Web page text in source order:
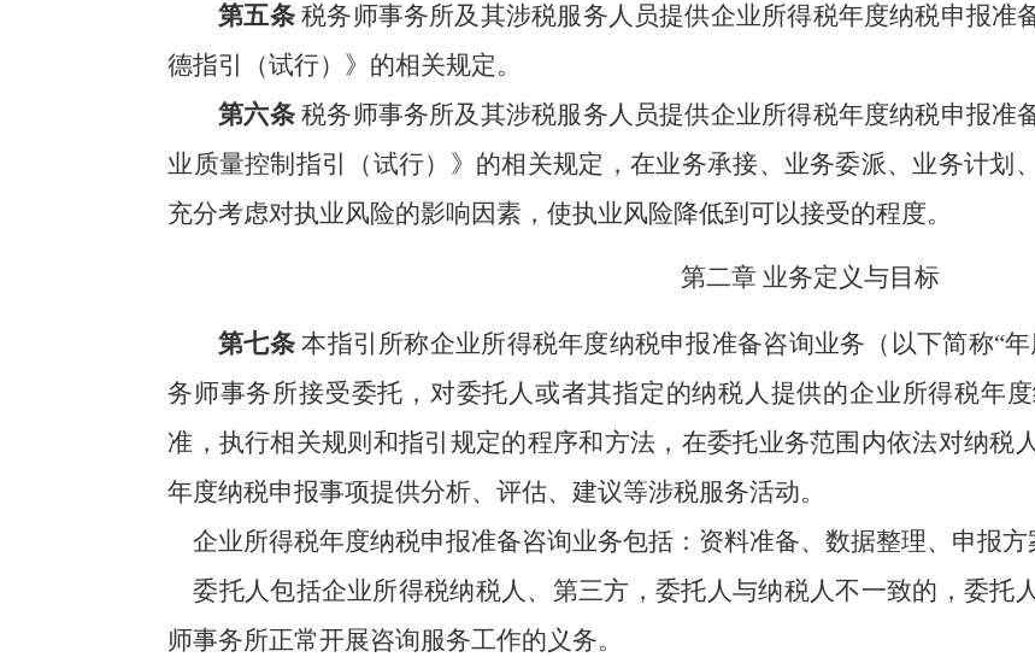
第五条 税务师事务所及其涉税服务人员提供企业所得税年度纳税申报准
德指引（试行）》的相关规定。
第六条 税务师事务所及其涉税服务人员提供企业所得税年度纳税申报准
业质量控制指引（试行）》的相关规定，在业务承接、业务委派、业务计划
充分考虑对执业风险的影响因素，使执业风险降低到可以接受的程度。
第二章 业务定义与目标
第七条 本指引所称企业所得税年度纳税申报准备咨询业务（以下简称“
务师事务所接受委托，对委托人或者其指定的纳税人提供的企业所得税年
准，执行相关规则和指引规定的程序和方法，在委托业务范围内依法对纳税
年度纳税申报事项提供分析、评估、建议等涉税服务活动。
企业所得税年度纳税申报准备咨询业务包括：资料准备、数据整理、申报方
委托人包括企业所得税纳税人、第三方，委托人与纳税人不一致的，委托
师事务所正常开展咨询服务工作的义务。